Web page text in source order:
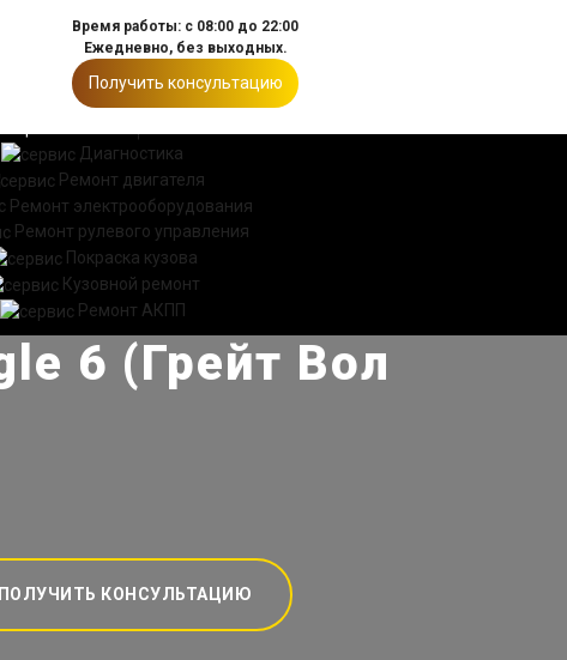
Время работы: с 08:00 до 22:00
Ежедневно, без выходных.
Получить консультацию
Диагностика
Ремонт двигателя
Ремонт электрооборудования
Ремонт рулевого управления
Покраска кузова
Кузовной ремонт
Ремонт АКПП
6 (Грейт Вол
ПОЛУЧИТЬ КОНСУЛЬТАЦИЮ